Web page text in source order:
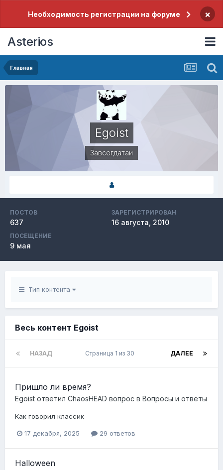
Необходимость регистрации на форуме ×
Asterios
Главная
Egoist
Завсегдатаи
ПОСТОВ
637
ЗАРЕГИСТРИРОВАН
16 августа, 2010
ПОСЕЩЕНИЕ
9 мая
Тип контента
Весь контент Egoist
НАЗАД ДАЛЕЕ
Страница 1 из 30
Пришло ли время?
Egoist ответил ChaosHEAD вопрос в Вопросы и ответы
Как говорил классик
17 декабря, 2025 29 ответов
Halloween